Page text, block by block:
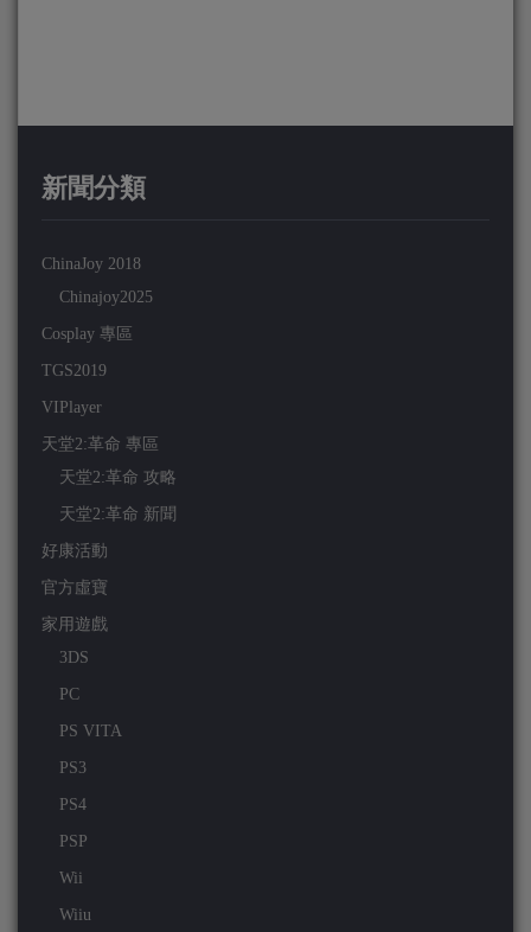
新聞分類
ChinaJoy 2018
Chinajoy2025
Cosplay 專區
TGS2019
VIPlayer
天堂2:革命 專區
天堂2:革命 攻略
天堂2:革命 新聞
好康活動
官方虛寶
家用遊戲
3DS
PC
PS VITA
PS3
PS4
PSP
Wii
Wiiu